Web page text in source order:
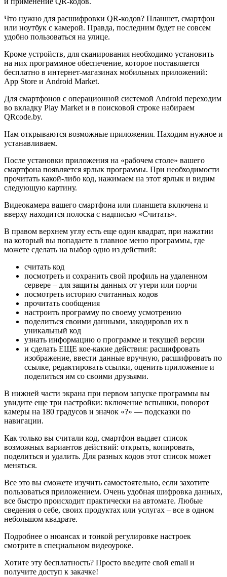
Что нужно для расшифровки QR-кодов? Планшет, смартфон
или ноутбук с камерой. Правда, последним будет не совсем
удобно пользоваться на улице.
Кроме устройств, для сканирования необходимо установить
на них программное обеспечение, которое поставляется
бесплатно в интернет-магазинах мобильных приложений:
App Store и Android Market.
Для смартфонов с операционной системой Android переходим
во вкладку Play Market и в поисковой строке набираем
QRcode.by.
Нам открываются возможные приложения. Находим нужное и
устанавливаем.
После установки приложения на «рабочем столе» вашего
смартфона появляется ярлык программы. При необходимости
прочитать какой-либо код, нажимаем на этот ярлык и видим
следующую картину.
Видеокамера вашего смартфона или планшета включена и
вверху находится полоска с надписью «Считать».
В правом верхнем углу есть еще один квадрат, при нажатии
на который вы попадаете в главное меню программы, где
можете сделать на выбор одно из действий:
считать код
посмотреть и сохранить свой профиль на удаленном
сервере – для защиты данных от утери или порчи
посмотреть историю считанных кодов
прочитать сообщения
настроить программу по своему усмотрению
поделиться своими данными, закодировав их в
уникальный код
узнать информацию о программе и текущей версии
и сделать ЕЩЕ кое-какие действия: расшифровать
изображение, ввести данные вручную, расшифровать по
ссылке, редактировать ссылки, оценить приложение и
поделиться им со своими друзьями.
В нижней части экрана при первом запуске программы вы
увидите еще три настройки: включение вспышки, поворот
камеры на 180 градусов и значок «?» — подсказки по
навигации.
Как только вы считали код, смартфон выдает список
возможных вариантов действий: открыть, копировать,
поделиться и удалить. Для разных кодов этот список может
меняться.
Все это вы сможете изучить самостоятельно, если захотите
пользоваться приложением. Очень удобная шифровка данных,
все быстро происходит практически на автомате. Любые
сведения о себе, своих продуктах или услугах – все в одном
небольшом квадрате.
Подробнее о нюансах и тонкой регулировке настроек
смотрите в специальном видеоуроке.
Хотите эту бесплатность? Просто введите свой email и
получите доступ к закачке!